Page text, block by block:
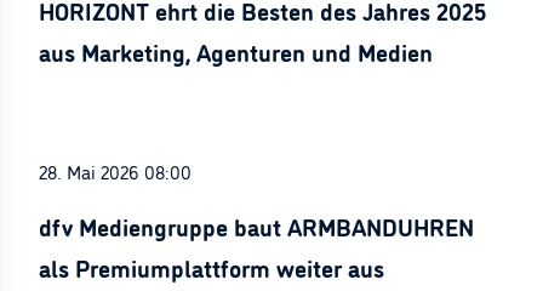
HORIZONT ehrt die Besten des Jahres 2025
aus Marketing, Agenturen und Medien
28. Mai 2026 08:00
dfv Mediengruppe baut ARMBANDUHREN
als Premiumplattform weiter aus